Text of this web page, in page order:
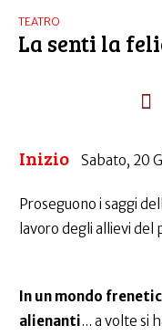
TEATRO
La senti la
Inizio Sabato, 20
Proseguono i saggi
lavoro degli allievi del
In un mondo
alienanti... a volte si